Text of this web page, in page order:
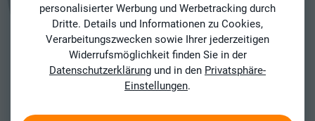
personalisierter Werbung und Werbetracking durch
Dritte. Details und Informationen zu Cookies,
Verarbeitungszwecken sowie Ihrer jederzeitigen
Widerrufsmöglichkeit finden Sie in der
Datenschutzerklärung und in den Privatsphäre-
Einstellungen.